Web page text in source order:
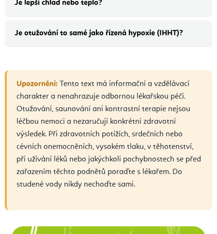
Je lepší chlad nebo teplo?
Je otužování to samé jako řízená hypoxie (IHHT)?
Upozornění: Tento text má informační a vzdělávací
charakter a nenahrazuje odbornou lékařskou péči.
Otužování, saunování ani kontrastní terapie nejsou
léčbou nemoci a nezaručují konkrétní zdravotní
výsledek. Při zdravotních potížích, srdečních nebo
cévních onemocněních, vysokém tlaku, v těhotenství,
při užívání léků nebo jakýchkoli pochybnostech se před
zařazením těchto podnětů poraďte s lékařem. Do
studené vody nikdy nechoďte sami.